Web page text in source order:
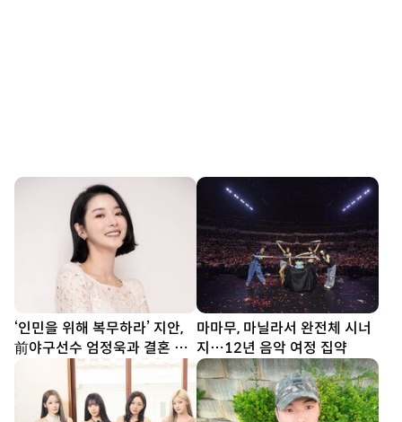
‘인민을 위해 복무하라’ 지안,
前야구선수 엄정욱과 결혼 발
표
마마무, 마닐라서 완전체 시너
지…12년 음악 여정 집약